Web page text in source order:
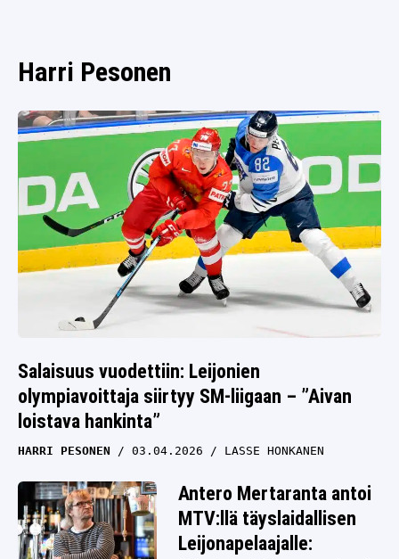
Harri Pesonen
Salaisuus vuodettiin: Leijonien
olympiavoittaja siirtyy SM-liigaan – ”Aivan
loistava hankinta”
HARRI PESONEN 03.04.2026 LASSE HONKANEN
Antero Mertaranta antoi
MTV:llä täyslaidallisen
Leijonapelaajalle: